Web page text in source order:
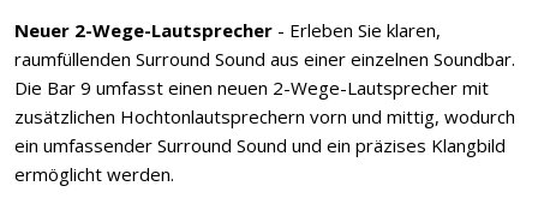
Neuer 2-Wege-Lautsprecher - Erleben Sie klaren,
raumfüllenden Surround Sound aus einer einzelnen Soundbar.
Die Bar 9 umfasst einen neuen 2-Wege-Lautsprecher mit
zusätzlichen Hochtonlautsprechern vorn und mittig, wodurch
ein umfassender Surround Sound und ein präzises Klangbild
ermöglicht werden.